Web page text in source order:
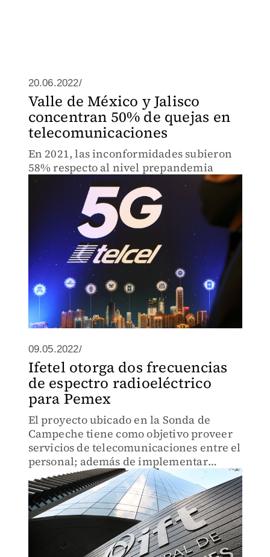
20.06.2022/
Valle de México y Jalisco
concentran 50% de quejas en
telecomunicaciones
En 2021, las inconformidades subieron
58% respecto al nivel prepandemia
09.05.2022/
Ifetel otorga dos frecuencias
de espectro radioeléctrico
para Pemex
El proyecto ubicado en la Sonda de
Campeche tiene como objetivo proveer
servicios de telecomunicaciones entre el
personal; además de implementar
radares de seguridad en navegación
marítima.